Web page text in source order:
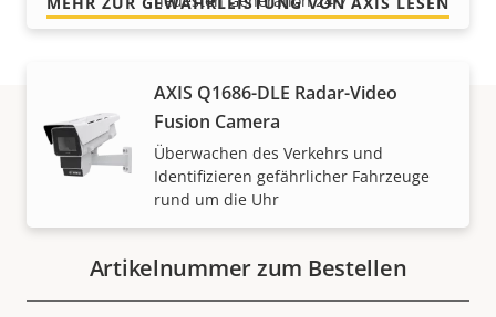
AXIS Q1686-DLE Radar-Video
Fusion Camera
Überwachen des Verkehrs und
Identifizieren gefährlicher Fahrzeuge
rund um die Uhr
Artikelnummern
Artikelnummer zum Bestellen